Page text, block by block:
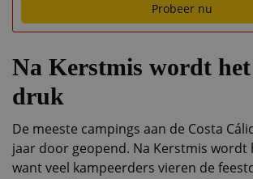
Probeer nu
Na Kerstmis wordt
druk
De meeste campings aan de Costa
jaar door geopend. Na Kerstmis wordt
want veel kampeerders vieren de